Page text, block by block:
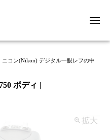
ニコン(Nikon) デジタル一眼レフの中古商
ボディ |
拡大